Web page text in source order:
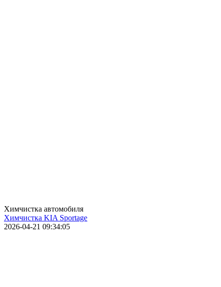
Химчистка автомобиля
Химчистка KIA Sportage
2026-04-21 09:34:05